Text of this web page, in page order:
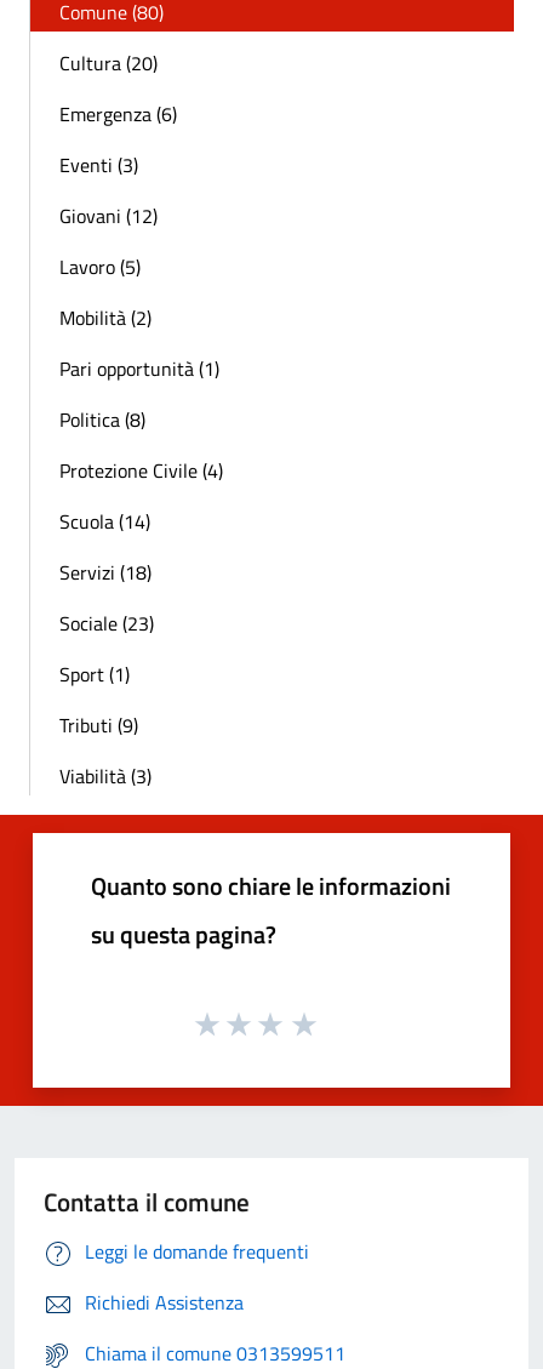
Comune (80)
Cultura (20)
Emergenza (6)
Eventi (3)
Giovani (12)
Lavoro (5)
Mobilità (2)
Pari opportunità (1)
Politica (8)
Protezione Civile (4)
Scuola (14)
Servizi (18)
Sociale (23)
Sport (1)
Tributi (9)
Viabilità (3)
Quanto sono chiare le informazioni
su questa pagina?
Contatta il comune
Leggi le domande frequenti
Richiedi Assistenza
Chiama il comune 0313599511